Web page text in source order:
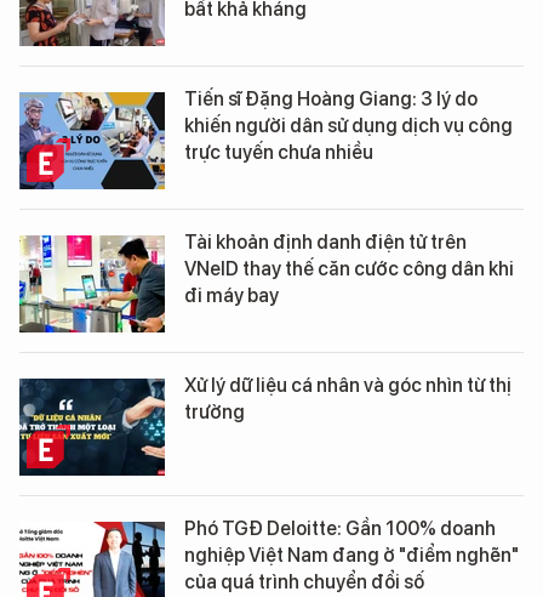
bất khả kháng
Tiến sĩ Đặng Hoàng Giang: 3 lý do
khiến người dân sử dụng dịch vụ công
trực tuyến chưa nhiều
Tài khoản định danh điện tử trên
VNeID thay thế căn cước công dân khi
đi máy bay
Xử lý dữ liệu cá nhân và góc nhìn từ thị
trường
Phó TGĐ Deloitte: Gần 100% doanh
nghiệp Việt Nam đang ở "điểm nghẽn"
của quá trình chuyển đổi số